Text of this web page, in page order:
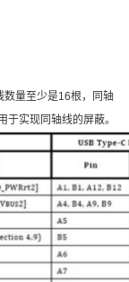
数量至少是16根，同轴
实现同轴线的屏蔽。